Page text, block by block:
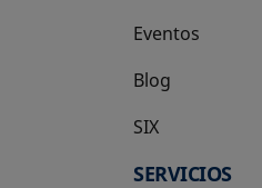
Eventos
Blog
SIX
se abre en una
SERVICIOS